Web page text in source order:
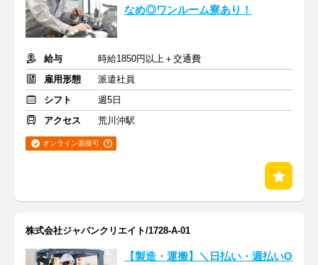
なめ◎ワンルーム寮あり！
給与
時給1850円以上＋交通費
雇用形態
派遣社員
シフト
週5日
アクセス
荒川沖駅
オンライン面接可
株式会社ジャパンクリエイト/1728-A-01
【製造・運搬】＼日払い・週払いO